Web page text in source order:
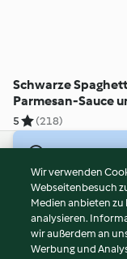
Schwarze
Parmesan-Sauce
Garnelen
5 (218)
Disclaimer
Impressum
Wir verwenden
Webseitenbesuch
Medien anbieten
analysieren.
wir außerdem an
Werbung und